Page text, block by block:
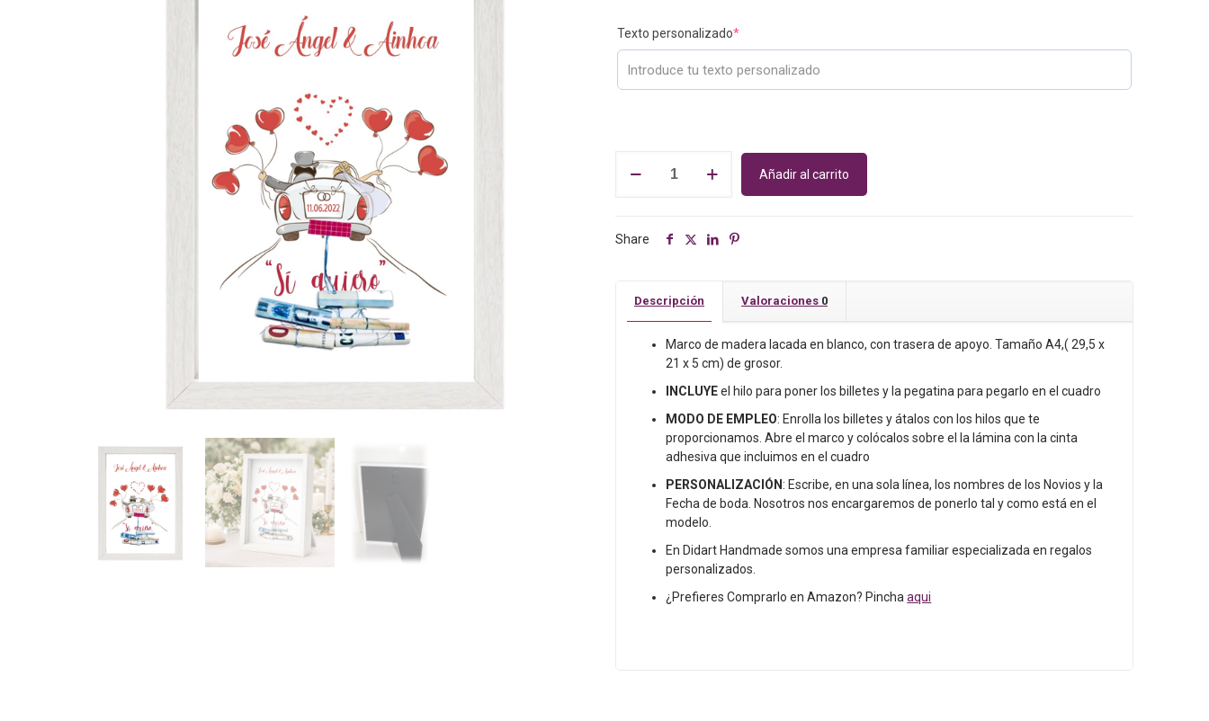
Texto personalizado*
hucha
dinero
Personalizado.
Corazones
Añadir al carrito
Share
Descripción Valoraciones 0
Marco de madera lacada en blanco, con trasera de apoyo. Tamaño A4,( 29,5 x
21 x 5 cm) de grosor.
INCLUYEel hilo para poner los billetes y la pegatina para pegarlo en el cuadro
MODO DE EMPLEO: Enrolla los billetes y átalos con los hilos que te
proporcionamos. Abre el marco y colócalos sobre el la lámina con la cinta
adhesiva que incluimos en el cuadro
PERSONALIZACIÓN: Escribe, en una sola línea, los nombres de los Novios y la
Fecha de boda. Nosotros nos encargaremos de ponerlo tal y como está en el
modelo.
En Didart Handmade somos una empresa familiar especializada en regalos
personalizados.
¿Prefieres Comprarlo en Amazon? Pinchaaqui